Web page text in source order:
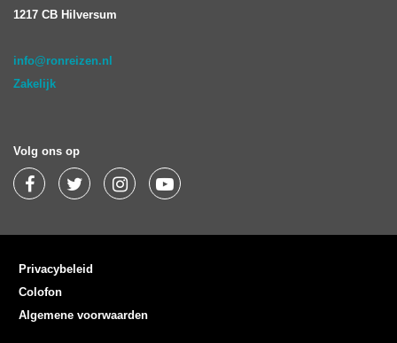
1217 CB Hilversum
info@ronreizen.nl
Zakelijk
Volg ons op
Privacybeleid
Colofon
Algemene voorwaarden